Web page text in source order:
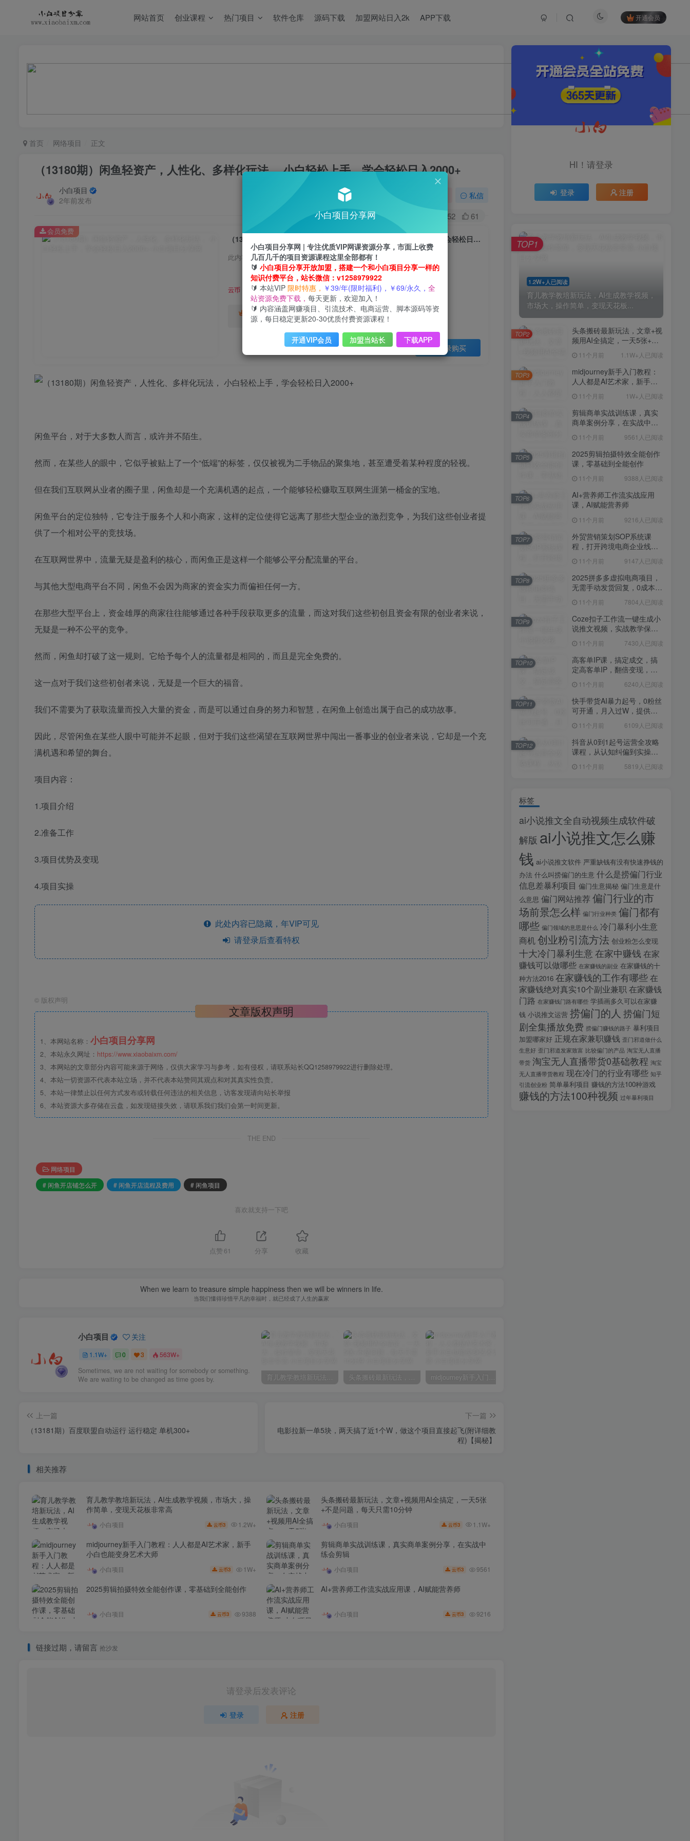
网站首页 创业课程 热门项目 软件仓库 源码下载 加盟网站日入2k APP下载 开通会员
首页 网络项目 正文
（13180期）闲鱼轻资产，人性化、多样化玩法， 小白轻松上手，学会轻松日入2000+
小白项目
2年前发布
私信
252 61
（13180期）闲鱼轻资产，人性化、多样化玩法， 小白轻松上手，学会轻松日入2000+
此内容为会员免费，请付费后查看
云币 3 限时特惠
云币9
年VIP免费 终身VIP会员
免费
登录购买
会员免费
闲鱼平台，对于大多数人而言，或许并不陌生。
然而，在某些人的眼中，它似乎被贴上了一个“低端”的标签，仅仅被视为二手物品的聚集地，甚至遭受着某种程度的轻视。
但在我们互联网从业者的圈子里，闲鱼却是一个充满机遇的起点，一个能够轻松赚取互联网生涯第一桶金的宝地。
闲鱼平台的定位独特，它专注于服务个人和小商家，这样的定位使得它远离了那些大型企业的激烈竞争，为我们这些创业者提
供了一个相对公平的竞技场。
在互联网世界中，流量无疑是盈利的核心，而闲鱼正是这样一个能够公平分配流量的平台。
与其他大型电商平台不同，闲鱼不会因为商家的资金实力而偏袒任何一方。
在那些大型平台上，资金雄厚的商家往往能够通过各种手段获取更多的流量，而这对我们这些初创且资金有限的创业者来说，
无疑是一种不公平的竞争。
然而，闲鱼却打破了这一规则。它给予每个人的流量都是相同的，而且是完全免费的。
这一点对于我们这些初创者来说，无疑是一个巨大的福音。
我们不需要为了获取流量而投入大量的资金，而是可以通过自身的努力和智慧，在闲鱼上创造出属于自己的成功故事。
因此，尽管闲鱼在某些人眼中可能并不起眼，但对于我们这些渴望在互联网世界中闯出一番事业的创业者来说，它却是一个充
满机遇和希望的舞台。
项目内容：
1.项目介绍
2.准备工作
3.项目优势及变现
4.项目实操
此处内容已隐藏，年VIP可见
请登录后查看特权
© 版权声明
文章版权声明
1、本网站名称： 小白项目分享网
2、本站永久网址： https://www.xiaobaixm.com/
3、本网站的文章部分内容可能来源于网络，仅供大家学习与参考，如有侵权，请联系站长QQ1258979922进行删除处理。
4、本站一切资源不代表本站立场，并不代表本站赞同其观点和对其真实性负责。
5、本站一律禁止以任何方式发布或转载任何违法的相关信息，访客发现请向站长举报
6、本站资源大多存储在云盘，如发现链接失效，请联系我们我们会第一时间更新。
THE END
网络项目
# 闲鱼开店铺怎么开
# 闲鱼开店流程及费用 # 闲鱼项目
喜欢就支持一下吧
点赞 61 分享 收藏
When we learn to treasure simple happiness then we will be winners in life.
当我们懂得珍惜平凡的幸福时，就已经成了人生的赢家
小白项目 关注
1.1W+ 0 3 563W+
Sometimes, we are not waiting for somebody or something.
We are waiting to be changed as time goes by.
育儿教学教培新玩法，AI生成教学视频，市场大，操作简单，变现天花板非常高 头条搬砖最新玩法，文章+视频用AI全搞定，一天5张+不是问题，每天只需10分钟 midjourney新手入门教程：人人都是AI艺术家，新手小白也能变身艺术大师
上一篇
（13181期）百度联盟自动运行 运行稳定 单机300+
下一篇
电影拉新一单5块，两天搞了近1个W，做这个项目直接起飞(附详细教
程)【揭秘】
相关推荐
育儿教学教培新玩法，AI生成教学视频，市场大，操
作简单，变现天花板非常高
小白项目 云币3 1.2W+
头条搬砖最新玩法，文章+视频用AI全搞定，一天5张
+不是问题，每天只需10分钟
小白项目 云币3 1.1W+
midjourney新手入门教程：人人都是AI艺术家，新手
小白也能变身艺术大师
小白项目 云币3 1W+
剪辑商单实战训练课，真实商单案例分享，在实战中
练会剪辑
小白项目 云币3 9561
2025剪辑拍摄特效全能创作课，零基础到全能创作
小白项目 云币3 9388
AI+营养师工作流实战应用课，AI赋能营养师
小白项目 云币3 9216
链接过期，请留言 抢沙发
请登录后发表评论
登录 注册
1.2W+人已阅读
育儿教学教培新玩法，AI生成教学视频，
市场大，操作简单，变现天花板...
TOP1
频用AI全搞定，一天5张+不
是问题，每天只需10分钟
midjourney新手入门教程：
人人都是AI艺术家，新手小
TOP4
11个月前 9388人已阅读
TOP5
AI+营养师工作流实战应用
课，AI赋能营养师
11个月前 9216人已阅读
TOP6
外贸营销策划SOP系统课
程，打开跨境电商企业线上
营销任督二脉
11个月前 9147人已阅读
2025拼多多虚拟电商项目，
无需手动发货回复，0成本，
轻松月入1-5W【揭秘】
11个月前 7804人已阅读
Coze扣子工作流一键生成小
说推文视频，实战教学保姆
级教程11个月前 7430人已阅读
高客单IP课，搞定成交，搞
定高客单IP，翻倍变现，轻
松卖爆，不销而销
11个月前 6240人已阅读
快手带货AI暴力起号，0粉丝
可开通，月入过W，提供账
号就行，适合普通人的懒人
项目【揭秘】
11个月前 6109人已阅读
抖音从0到1起号运营全攻略
课程，从认知纠偏到实操落
地，高效起号变现
11个月前 5819人已阅读
HI！请登录
登录 注册
1.2W+人已阅读
育儿教学教培新玩法，AI生成教学视频，
市场大，操作简单，变现天花板...
TOP1
头条搬砖最新玩法，文章+视
频用AI全搞定，一天5张+不
11个月前 1.1W+人已阅读
TOP2
midjourney新手入门教程：
人人都是AI艺术家，新手小
11个月前 1W+人已阅读
TOP3
剪辑商单实战训练课，真实
商单案例分享，在实战中练
11个月前 9561人已阅读
TOP4
2025剪辑拍摄特效全能创作
课，零基础到全能创作
11个月前 9388人已阅读
TOP5
AI+营养师工作流实战应用
课，AI赋能营养师
11个月前 9216人已阅读
TOP6
外贸营销策划SOP系统课
程，打开跨境电商企业线上
11个月前 9147人已阅读
TOP7
2025拼多多虚拟电商项目，
无需手动发货回复，0成本，
11个月前 7804人已阅读
TOP8
Coze扣子工作流一键生成小
说推文视频，实战教学保姆
11个月前 7430人已阅读
TOP9
高客单IP课，搞定成交，搞
定高客单IP，翻倍变现，轻
11个月前 6240人已阅读
TOP10
快手带货AI暴力起号，0粉丝
可开通，月入过W，提供账
项目【揭秘】
11个月前 6109人已阅读
TOP11
抖音从0到1起号运营全攻略
课程，从认知纠偏到实操落
11个月前 5819人已阅读
TOP12
标签
ai小说推文全自动视频生成软件破
解版 ai小说推文怎么赚
钱 ai小说推文软件 严重缺钱有没有快速挣钱的
办法 什么叫捞偏门的生意 什么是捞偏门行业
信息差暴利项目 偏门生意揭秘 偏门生意是什
么意思 偏门网站推荐 偏门行业的市
场前景怎么样 偏门行业种类 偏门都有
哪些 偏门领域的意思是什么 冷门暴利小生意
商机创业粉引流方法 创业粉怎么变现
十大冷门暴利生意 在家中赚钱 在家
赚钱可以做哪些 在家赚钱的副业 在家赚钱的十
种方法2016 在家赚钱的工作有哪些在
家赚钱绝对真实10个副业兼职 在家赚钱
门路 在家赚钱门路有哪些 学插画多久可以在家赚
钱 小说推文运营 捞偏门的人 捞偏门短
剧全集播放免费 捞偏门赚钱的路子 暴利项目
加盟哪家好 正规在家兼职赚钱 歪门邪道做什么
生意好 歪门邪道发家致富 比较偏门的产品 淘宝无人直播
带货 淘宝无人直播带货0基础教程 淘宝
无人直播带货教程 现在冷门的行业有哪些 知乎
引流创业粉 简单暴利项目 赚钱的方法100种游戏
赚钱的方法100种视频 过年暴利项目
小白项目分享网
小白项目分享网 | 专注优质VIP网课资源分享，市面上收费
几百几千的项目资源课程这里全部都有！
🔰 小白项目分享开放加盟，搭建一个和小白项目分享一样的
知识付费平台，站长微信：v1258979922
🔰 本站VIP 限时特惠， ￥39/年(限时福利)，￥69/永久， 全
站资源免费下载， 每天更新，欢迎加入！
🔰 内容涵盖网赚项目、引流技术、电商运营、脚本源码等资
源，每日稳定更新20-30优质付费资源课程！
开通VIP会员 加盟当站长 下载APP